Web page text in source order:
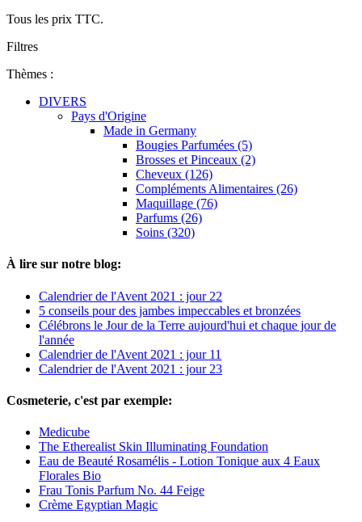
Tous les prix TTC.
Filtres
Thèmes :
DIVERS
Pays d'Origine
Made in Germany
Bougies Parfumées (5)
Brosses et Pinceaux (2)
Cheveux (126)
Compléments Alimentaires (26)
Maquillage (76)
Parfums (26)
Soins (320)
À lire sur notre blog:
Calendrier de l'Avent 2021 : jour 22
5 conseils pour des jambes impeccables et bronzées
Célébrons le Jour de la Terre aujourd'hui et chaque jour de
l'année
Calendrier de l'Avent 2021 : jour 11
Calendrier de l'Avent 2021 : jour 23
Cosmeterie, c'est par exemple:
Medicube
The Etherealist Skin Illuminating Foundation
Eau de Beauté Rosamélis - Lotion Tonique aux 4 Eaux
Florales Bio
Frau Tonis Parfum No. 44 Feige
Crème Egyptian Magic